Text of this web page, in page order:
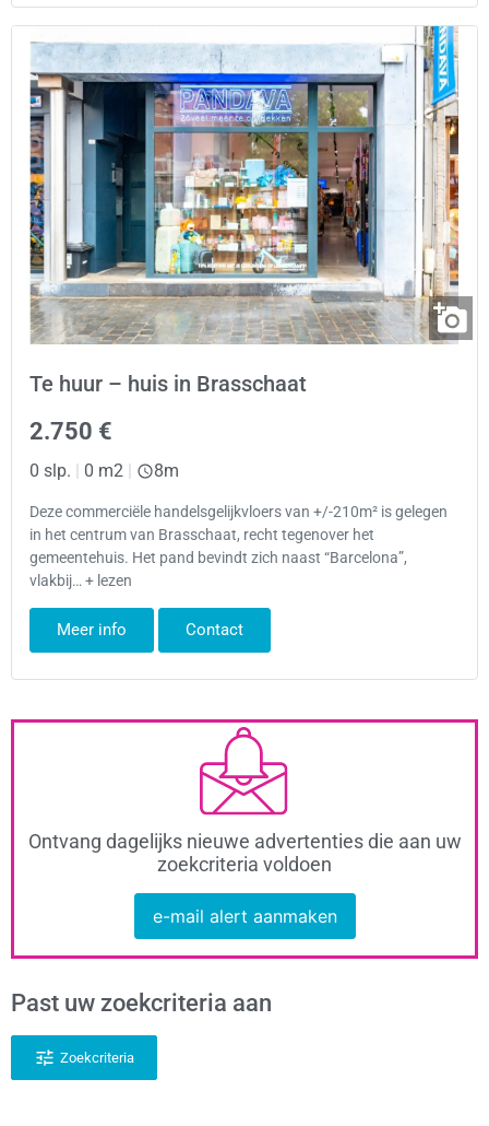
Te huur – huis in Brasschaat
2.750 €
0 slp. 0 m2 8m
Deze commerciële handelsgelijkvloers van +/-210m² is gelegen
in het centrum van Brasschaat, recht tegenover het
gemeentehuis. Het pand bevindt zich naast “Barcelona”,
vlakbij… + lezen
Meer info Contact
Ontvang dagelijks nieuwe advertenties die aan uw
zoekcriteria voldoen
e-mail alert aanmaken
Past uw zoekcriteria aan
Zoekcriteria